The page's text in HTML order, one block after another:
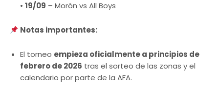
• 19/09 – Morón vs All Boys
Notas importantes:
El torneo empieza oficialmente a principios de
febrero de 2026 tras el sorteo de las zonas y el
calendario por parte de la AFA.